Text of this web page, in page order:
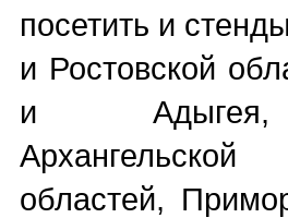
посетить и
и Ростовской
и Адыгея,
областей,